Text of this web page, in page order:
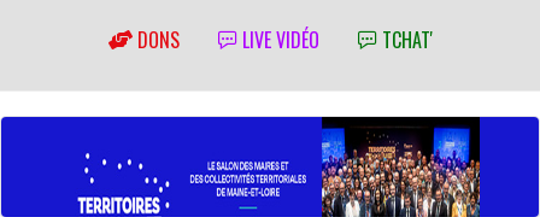
DONS LIVE VIDÉO TCHAT'